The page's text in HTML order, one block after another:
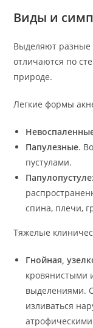
Виды и
Выделяют разные
отличаются по
природе.
Легкие формы
Папулезные.
пустулами.
спина, плечи,
Тяжелые
Гнойная,
кровянистыми
выделениями.
изливаться